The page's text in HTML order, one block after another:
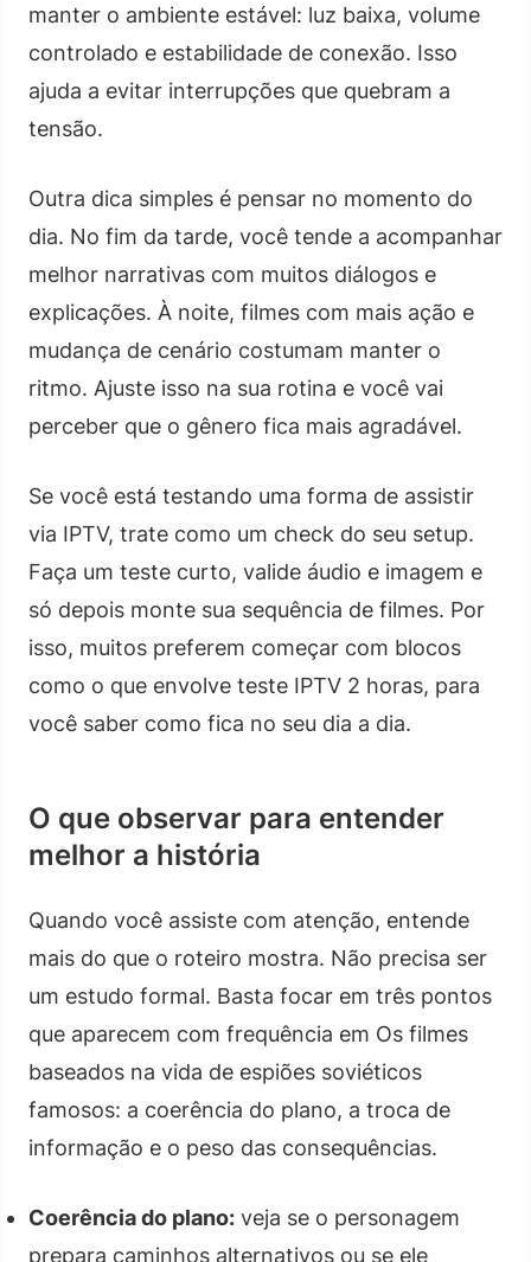
manter o ambiente estável: luz baixa, volume
controlado e estabilidade de conexão. Isso
ajuda a evitar interrupções que quebram a
tensão.
Outra dica simples é pensar no momento do
dia. No fim da tarde, você tende a acompanhar
melhor narrativas com muitos diálogos e
explicações. À noite, filmes com mais ação e
mudança de cenário costumam manter o
ritmo. Ajuste isso na sua rotina e você vai
perceber que o gênero fica mais agradável.
Se você está testando uma forma de assistir
via IPTV, trate como um check do seu setup.
Faça um teste curto, valide áudio e imagem e
só depois monte sua sequência de filmes. Por
isso, muitos preferem começar com blocos
como o que envolve teste IPTV 2 horas, para
você saber como fica no seu dia a dia.
O que observar para entender
melhor a história
Quando você assiste com atenção, entende
mais do que o roteiro mostra. Não precisa ser
um estudo formal. Basta focar em três pontos
que aparecem com frequência em Os filmes
baseados na vida de espiões soviéticos
famosos: a coerência do plano, a troca de
informação e o peso das consequências.
Coerência do plano: veja se o personagem
prepara caminhos alternativos ou se ele